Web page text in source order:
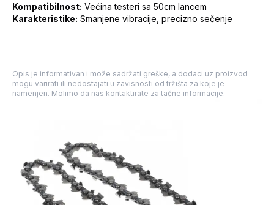
Kompatibilnost: Većina testeri sa 50cm lancem
Karakteristike: Smanjene vibracije, precizno sečenje
Opis je informativan i može sadržati greške, a dodaci uz proizvod
mogu varirati ili nedostajati u zavisnosti od tržišta za koje je
namenjen. Molimo da nas kontaktirate za tačne informacije.